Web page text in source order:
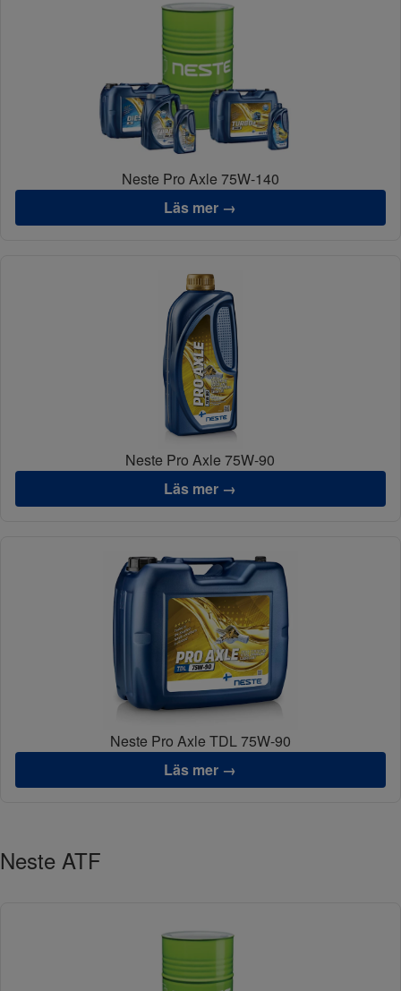
Neste Pro Axle 75W-140
Läs mer →
Neste Pro Axle 75W-90
Läs mer →
Neste Pro Axle TDL 75W-90
Läs mer →
Neste ATF